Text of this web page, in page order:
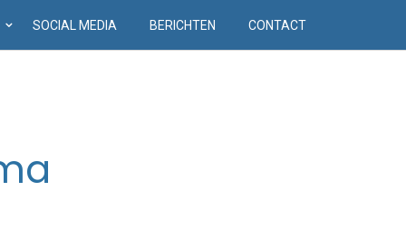
SOCIAL MEDIA BERICHTEN CONTACT